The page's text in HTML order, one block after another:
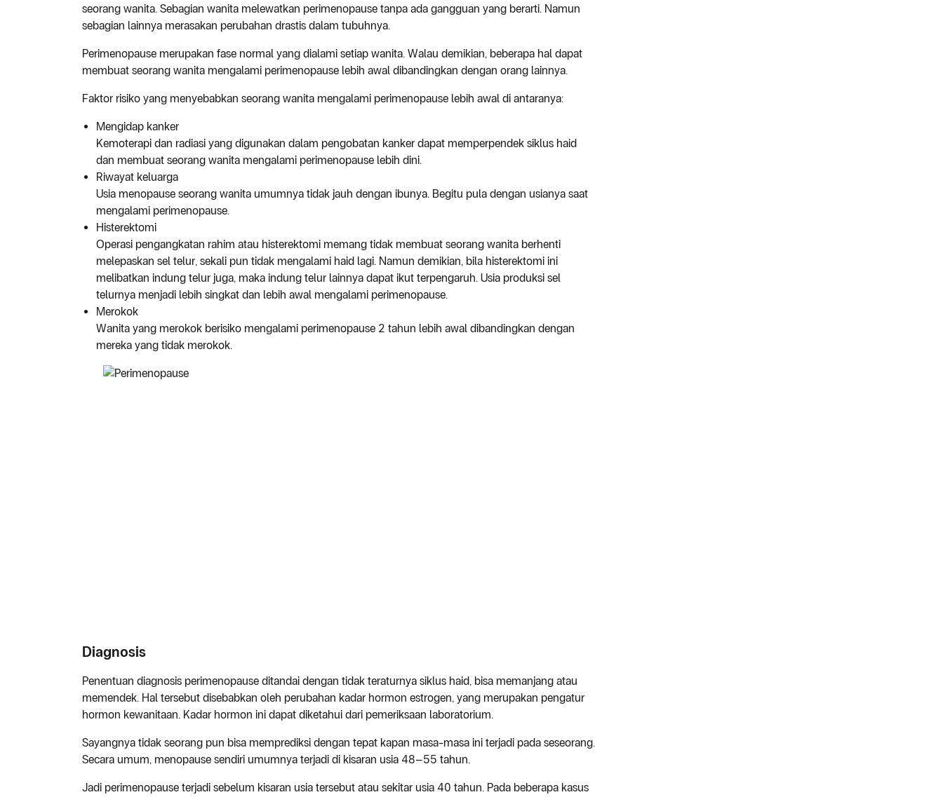
seorang wanita. Sebagian wanita melewatkan perimenopause tanpa ada gangguan yang berarti. Namun
sebagian lainnya merasakan perubahan drastis dalam tubuhnya.
Perimenopause merupakan fase normal yang dialami setiap wanita. Walau demikian, beberapa hal dapat
membuat seorang wanita mengalami perimenopause lebih awal dibandingkan dengan orang lainnya.
Faktor risiko yang menyebabkan seorang wanita mengalami perimenopause lebih awal di antaranya:
Mengidap kanker
Kemoterapi dan radiasi yang digunakan dalam pengobatan kanker dapat memperpendek siklus haid
dan membuat seorang wanita mengalami perimenopause lebih dini.
Riwayat keluarga
Usia menopause seorang wanita umumnya tidak jauh dengan ibunya. Begitu pula dengan usianya saat
mengalami perimenopause.
Histerektomi
Operasi pengangkatan rahim atau histerektomi memang tidak membuat seorang wanita berhenti
melepaskan sel telur, sekali pun tidak mengalami haid lagi. Namun demikian, bila histerektomi ini
melibatkan indung telur juga, maka indung telur lainnya dapat ikut terpengaruh. Usia produksi sel
telurnya menjadi lebih singkat dan lebih awal mengalami perimenopause.
Merokok
Wanita yang merokok berisiko mengalami perimenopause 2 tahun lebih awal dibandingkan dengan
mereka yang tidak merokok.
Diagnosis
Penentuan diagnosis perimenopause ditandai dengan tidak teraturnya siklus haid, bisa memanjang atau
memendek. Hal tersebut disebabkan oleh perubahan kadar hormon estrogen, yang merupakan pengatur
hormon kewanitaan. Kadar hormon ini dapat diketahui dari pemeriksaan laboratorium.
Sayangnya tidak seorang pun bisa memprediksi dengan tepat kapan masa-masa ini terjadi pada seseorang.
Secara umum, menopause sendiri umumnya terjadi di kisaran usia 48–55 tahun.
Jadi perimenopause terjadi sebelum kisaran usia tersebut atau sekitar usia 40 tahun. Pada beberapa kasus